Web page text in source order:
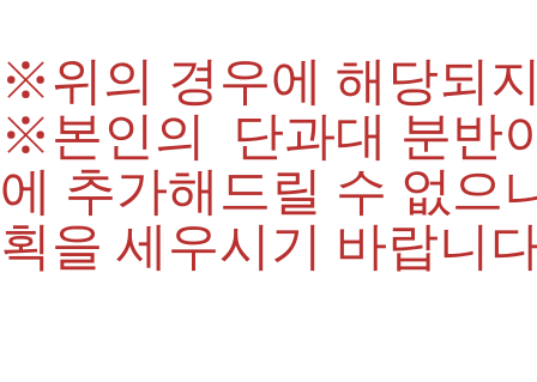
※위의 경우에 해당되
※본인의 단과대 분반
에 추가해드릴 수 없으
획을 세우시기 바랍니